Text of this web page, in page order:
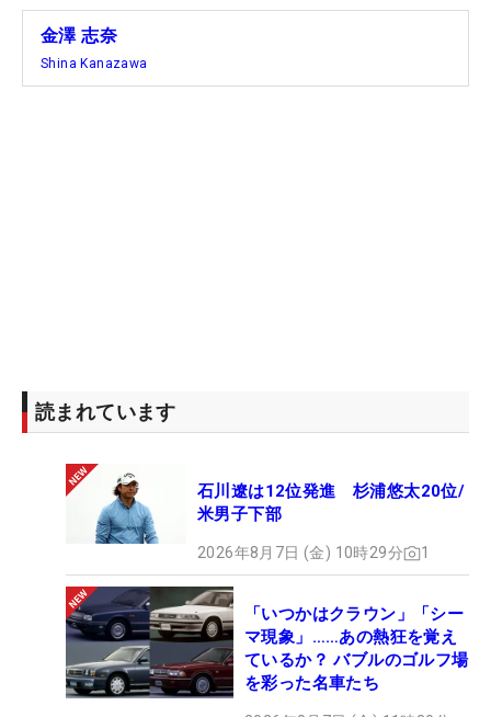
金澤 志奈
Shina Kanazawa
読まれています
石川遼は12位発進 杉浦悠太20位/
米男子下部
2026年8月7日 (金) 10時29分 1
「いつかはクラウン」「シー
マ現象」……あの熱狂を覚え
ているか？ バブルのゴルフ場
を彩った名車たち